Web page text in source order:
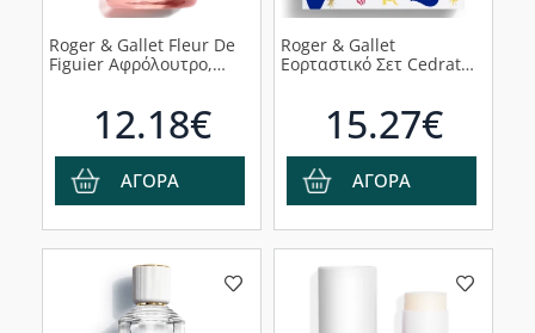
Roger & Gallet Fleur De
Figuier Αφρόλουτρο,
12.18€
ΑΓΟΡΑ
Roger & Gallet
Εορταστικό Σετ Cedrat
Κρέμα Χεριών 30ml
15.27€
ΑΓΟΡΑ